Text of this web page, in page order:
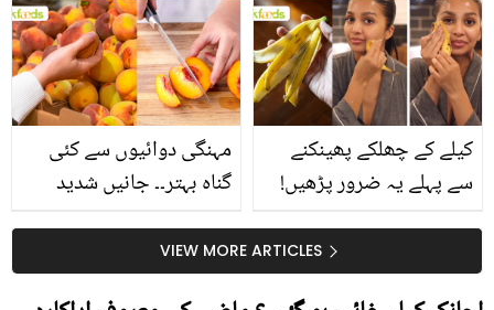
سے متعلق غلط فہمیوں کی
حقیقت کیا ہے اور افواہ
کیا؟
بتائے راز
مہنگی دوائیوں سے کئی
گناہ بہتر۔۔ جانیں شدید
کیوں کھانا چاہیے؟
کیلے کے چھلکے پھینکنے
سے پہلے یہ ضرور پڑھیں!
سستا اور قدرتی حلVIEW MORE ARTICLES